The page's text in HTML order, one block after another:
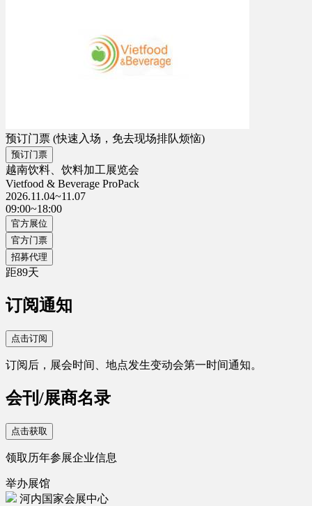
预订门票 (快速入场，免去现场排队烦恼)
预订门票
越南饮料、饮料加工展览会
Vietfood & Beverage ProPack
2026.11.04~11.07
09:00~18:00
官方展位
官方门票
招募代理
距89天
订阅通知
点击订阅
订阅后，展会时间、地点发生变动会第一时间通知。
会刊/展商名录
点击获取
领取历年参展企业信息
举办展馆
河内国家会展中心